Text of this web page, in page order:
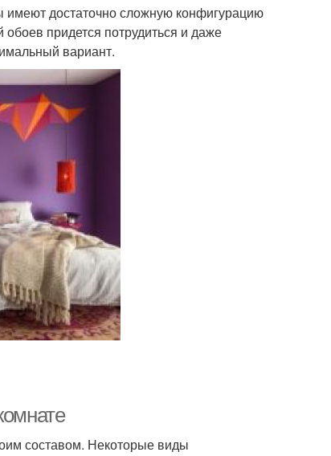
достаточно сложную конфигурацию
придется потрудиться и даже
вариант.
составом. Некоторые виды